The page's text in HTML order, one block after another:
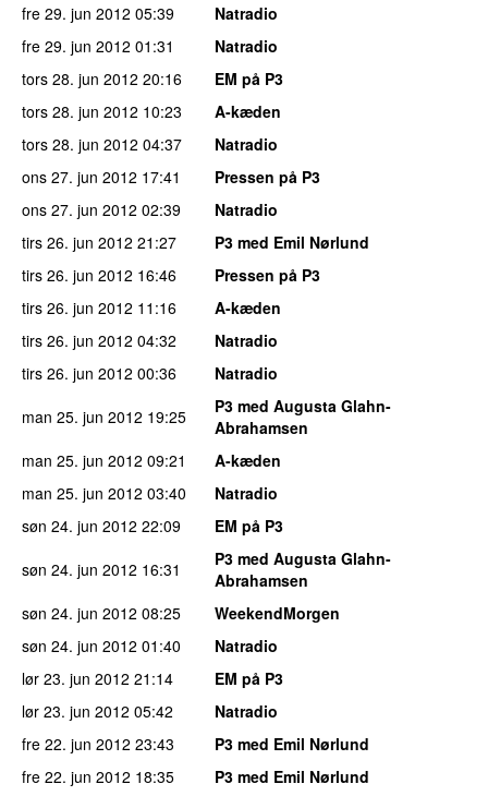
fre 29. jun 2012 05:39
Natradio
fre 29. jun 2012 01:31
Natradio
tors 28. jun 2012 20:16
EM på P3
tors 28. jun 2012 10:23
A-kæden
tors 28. jun 2012 04:37
Natradio
ons 27. jun 2012 17:41
Pressen på P3
ons 27. jun 2012 02:39
Natradio
tirs 26. jun 2012 21:27
P3 med Emil Nørlund
tirs 26. jun 2012 16:46
Pressen på P3
tirs 26. jun 2012 11:16
A-kæden
tirs 26. jun 2012 04:32
Natradio
tirs 26. jun 2012 00:36
Natradio
man 25. jun 2012 19:25
P3 med Augusta Glahn-
Abrahamsen
man 25. jun 2012 09:21
A-kæden
man 25. jun 2012 03:40
Natradio
søn 24. jun 2012 22:09
EM på P3
søn 24. jun 2012 16:31
P3 med Augusta Glahn-
Abrahamsen
søn 24. jun 2012 08:25
WeekendMorgen
søn 24. jun 2012 01:40
Natradio
lør 23. jun 2012 21:14
EM på P3
lør 23. jun 2012 05:42
Natradio
fre 22. jun 2012 23:43
P3 med Emil Nørlund
fre 22. jun 2012 18:35
P3 med Emil Nørlund